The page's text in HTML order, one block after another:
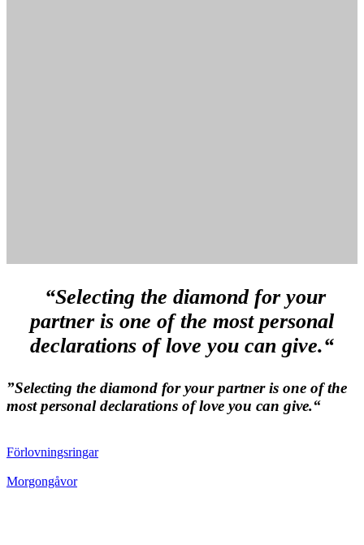
“Selecting the diamond for your
partner is one of the most personal
declarations of love you can give.“
”Selecting the diamond for your partner is one of the
most personal declarations of love you can give.“
Förlovningsringar
Morgongåvor